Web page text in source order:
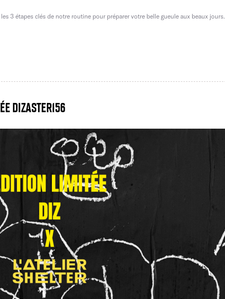
3 étapes clés de notre routine pour préparer votre belle gueule aux beaux jours.
DIZASTER156